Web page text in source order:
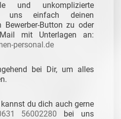
und unkomplizierte
uns einfach deinen
Bewerber-Button zu oder
mit Unterlagen an:
personal.de
bei Dir, um alles
du dich auch gerne
56002280 bei uns